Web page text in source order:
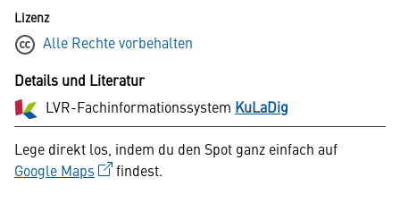
Lizenz
Alle Rechte vorbehalten
Details und Literatur
LVR-Fachinformationssystem KuLaDig
Lege direkt los, indem du den Spot ganz einfach auf
Google Maps
findest.